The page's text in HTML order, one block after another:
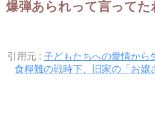
爆弾あられって言ってた
引用元 : 子どもたちへの愛情か
食糧難の戦時下、旧家の「お嬢